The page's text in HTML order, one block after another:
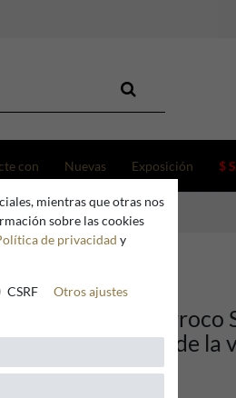
con Nuevas Exposición $
Casa Padrino
Conjunto de oro de la
antiguo
mientras que otras nos
sobre las cookies
de privacidad y
CSRF Otros ajustes